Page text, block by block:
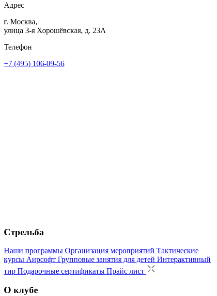
Адрес
г. Москва,
улица 3-я Хорошёвская, д. 23А
Телефон
+7 (495) 106-09-56
Стрельба
Наши программы Организация мероприятий Тактические
курсы Аирсофт Групповые занятия для детей Интерактивный
тир Подарочные сертификаты Прайс лист
О клубе